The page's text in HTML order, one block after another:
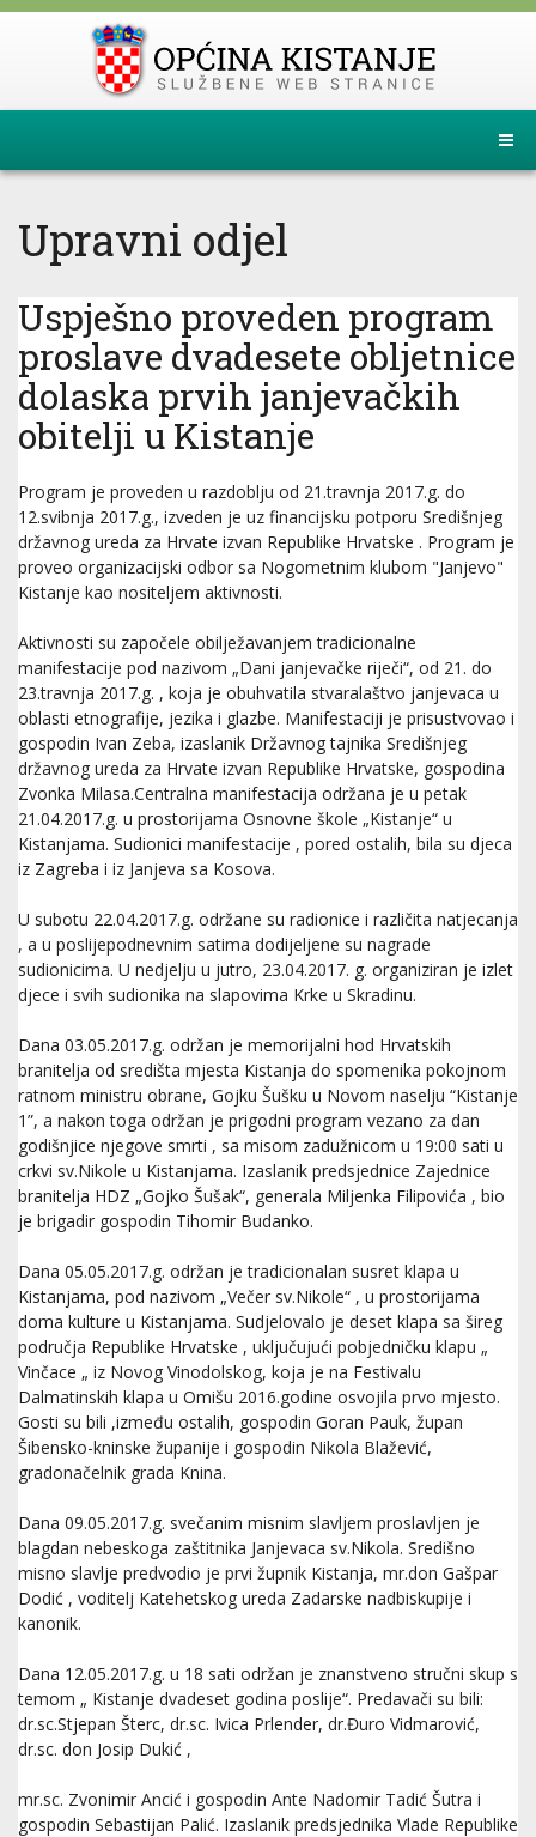
Upravni odjel
Uspješno proveden program
proslave dvadesete obljetnice
dolaska prvih janjevačkih
obitelji u Kistanje
Program je proveden u razdoblju od 21.travnja 2017.g. do
12.svibnja 2017.g., izveden je uz financijsku potporu Središnjeg
državnog ureda za Hrvate izvan Republike Hrvatske . Program je
proveo organizacijski odbor sa Nogometnim klubom "Janjevo"
Kistanje kao nositeljem aktivnosti.
Aktivnosti su započele obilježavanjem tradicionalne
manifestacije pod nazivom „Dani janjevačke riječi“, od 21. do
23.travnja 2017.g. , koja je obuhvatila stvaralaštvo janjevaca u
oblasti etnografije, jezika i glazbe. Manifestaciji je prisustvovao i
gospodin Ivan Zeba, izaslanik Državnog tajnika Središnjeg
državnog ureda za Hrvate izvan Republike Hrvatske, gospodina
Zvonka Milasa.Centralna manifestacija održana je u petak
21.04.2017.g. u prostorijama Osnovne škole „Kistanje“ u
Kistanjama. Sudionici manifestacije , pored ostalih, bila su djeca
iz Zagreba i iz Janjeva sa Kosova.
U subotu 22.04.2017.g. održane su radionice i različita natjecanja
, a u poslijepodnevnim satima dodijeljene su nagrade
sudionicima. U nedjelju u jutro, 23.04.2017. g. organiziran je izlet
djece i svih sudionika na slapovima Krke u Skradinu.
Dana 03.05.2017.g. održan je memorijalni hod Hrvatskih
branitelja od središta mjesta Kistanja do spomenika pokojnom
ratnom ministru obrane, Gojku Šušku u Novom naselju “Kistanje
1”, a nakon toga održan je prigodni program vezano za dan
godišnjice njegove smrti , sa misom zadužnicom u 19:00 sati u
crkvi sv.Nikole u Kistanjama. Izaslanik predsjednice Zajednice
branitelja HDZ „Gojko Šušak“, generala Miljenka Filipovića , bio
je brigadir gospodin Tihomir Budanko.
Dana 05.05.2017.g. održan je tradicionalan susret klapa u
Kistanjama, pod nazivom „Večer sv.Nikole“ , u prostorijama
doma kulture u Kistanjama. Sudjelovalo je deset klapa sa šireg
područja Republike Hrvatske , uključujući pobjedničku klapu „
Vinčace „ iz Novog Vinodolskog, koja je na Festivalu
Dalmatinskih klapa u Omišu 2016.godine osvojila prvo mjesto.
Gosti su bili ,između ostalih, gospodin Goran Pauk, župan
Šibensko-kninske županije i gospodin Nikola Blažević,
gradonačelnik grada Knina.
Dana 09.05.2017.g. svečanim misnim slavljem proslavljen je
blagdan nebeskoga zaštitnika Janjevaca sv.Nikola. Središno
misno slavlje predvodio je prvi župnik Kistanja, mr.don Gašpar
Dodić , voditelj Katehetskog ureda Zadarske nadbiskupije i
kanonik.
Dana 12.05.2017.g. u 18 sati održan je znanstveno stručni skup s
temom „ Kistanje dvadeset godina poslije“. Predavači su bili:
dr.sc.Stjepan Šterc, dr.sc. Ivica Prlender, dr.Đuro Vidmarović,
dr.sc. don Josip Dukić ,
mr.sc. Zvonimir Ancić i gospodin Ante Nadomir Tadić Šutra i
gospodin Sebastijan Palić. Izaslanik predsjednika Vlade Republike